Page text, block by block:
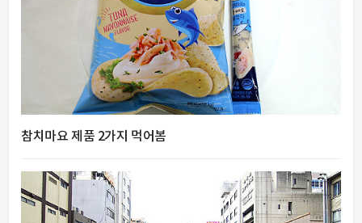
참치마요 제품 2가지 먹어봄